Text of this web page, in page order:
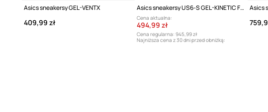
Asics sneakersy GEL-VENTX
409,99 zł
Asics sneakersy US6-S GEL-KINETIC FLUENT
Cena aktualna:
494,99 zł
Cena regularna: 945,99 zł
Najniższa cena z 30 dni przed obniżką:
612,99 zł
Asics